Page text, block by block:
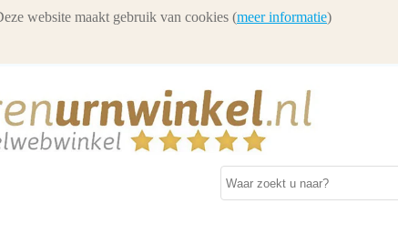
website maakt gebruik van cookies (meer informatie)